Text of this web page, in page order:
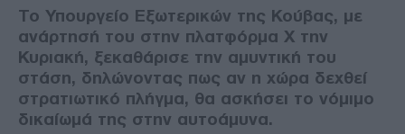
Το Υπουργείο Εξωτερικών της Κούβας, με
ανάρτησή του στην πλατφόρμα X την
Κυριακή, ξεκαθάρισε την αμυντική του
στάση, δηλώνοντας πως αν η χώρα δεχθεί
στρατιωτικό πλήγμα, θα ασκήσει το νόμιμο
δικαίωμά της στην αυτοάμυνα.